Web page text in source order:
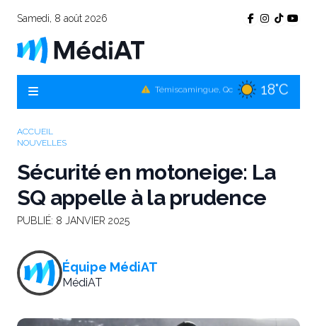
Samedi, 8 août 2026
La Sarre, Qc 21°C
Amos, Qc 20°C
ACCUEIL
NOUVELLES
Sécurité en motoneige: La
SQ appelle à la prudence
PUBLIÉ: 8 JANVIER 2025
Équipe MédiAT
MédiAT